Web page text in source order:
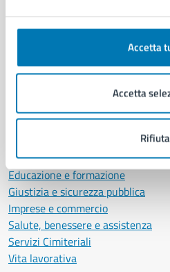
Accetta
Accetta
Rifiuta
CATEGORIE DI SERVIZIO
Anagrafe e stato civile
Autorizzazioni
Documenti e certificati
Educazione e formazione
Giustizia e sicurezza pubblica
Imprese e commercio
Salute, benessere e assistenza
Servizi Cimiteriali
Vita lavorativa